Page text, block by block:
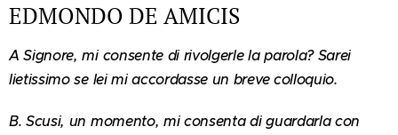
EDMONDO DE AMICIS
A Signore, mi consente di rivolgerle la parola? Sarei
lietissimo se lei mi accordasse un breve colloquio.
B. Scusi, un momento, mi consenta di guardarla con